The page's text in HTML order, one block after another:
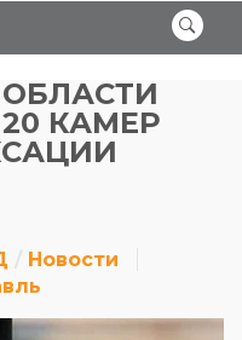
КАМЕР
Новости